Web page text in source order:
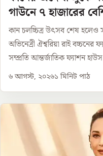
গাউনে ৭ হাজারের
কান চলচ্চিত্র উৎসব শেষ হলেও
অভিনেত্রী ঐশ্বরিয়া রাই বচ্চনের
সম্প্রতি আন্তর্জাতিক ফ্যাশন
৬ আগস্ট, ২০২৬১ মিনিট পাঠ